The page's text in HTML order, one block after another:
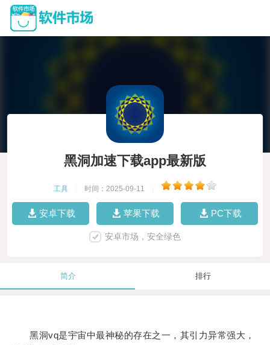
黑洞加速下载app最新版
工具 时间：2025-09-11
安卓下载 苹果下载 PC下载
安卓市场，安全绿色
简介 排行
黑洞vq是宇宙中最神秘的存在之一，其引力异常强大，